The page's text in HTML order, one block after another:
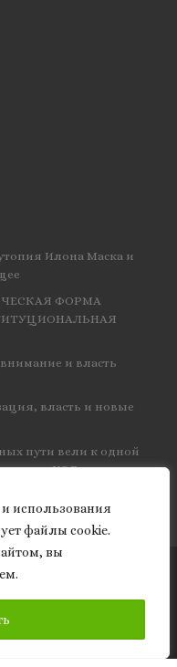
использования
файлы cookie.
вы
Илона Маска и
ФОРМА
и власть
власть и новые
пути вели к одной
КЭД
права защищены